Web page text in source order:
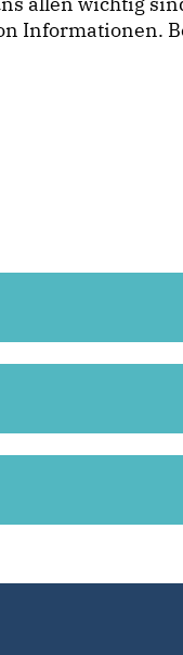
Informationen.